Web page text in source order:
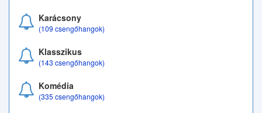
Karácsony
(109 csengőhangok)
Klasszikus
(143 csengőhangok)
Komédia
(335 csengőhangok)